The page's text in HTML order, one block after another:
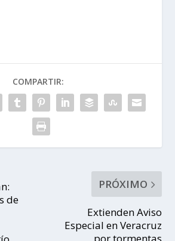
COMPARTIR:
de
PRÓXIMO
Extienden Aviso
Especial en Veracruz